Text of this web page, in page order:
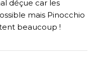
déçue car les
mais Pinocchio
beaucoup !